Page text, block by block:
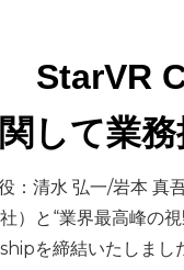
StarVR
して業
：清水 弘一/岩本 真
と“業界最高峰の
を締結いたしまし